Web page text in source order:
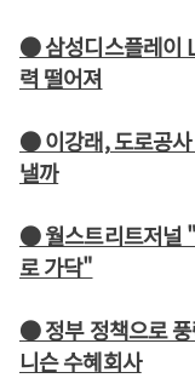
● 삼성디스플레이
력 떨어져
● 이강래, 도로공사
낼까
● 월스트리트저널
로 가닥"
● 정부 정책으로 풍
니슨 수혜회사